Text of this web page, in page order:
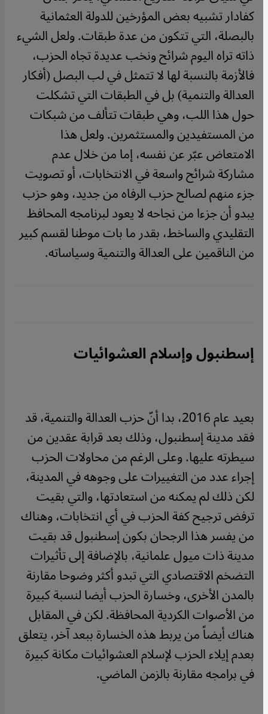
كفادار تشبيه بعض المؤرخين للدولة العثمانية
بالبصلة، التي تتكون من عدة طبقات. ولعل الشيء
ذاته تراه اليوم شرائح ونخب عديدة تجاه الحزب،
فالأزمة بالنسبة لها لا تتمثل في لب البصل (أفكار
العدالة والتنمية) بل في الطبقات التي تشكلت
حول هذا اللب، وهي طبقات تتألف من شبكات
من المستفيدين والمستثمرين. ولعل هذا
الامتعاض عبّر عن نفسه، إما من خلال عدم
مشاركة شرائح واسعة في الانتخابات، أو تصويت
جزء منهم لصالح حزب الرفاه من جديد، وهو حزب
يبدو أن جزءا من نجاحه لا يعود لبرنامجه المحافظ
التقليدي والساخط، بقدر ما بات موطنا لقسم كبير
من الناقمين على العدالة والتنمية وسياساته.
إسطنبول وإسلام العشوائيات
بعيد عام 2016، بدا أنّ حزب العدالة والتنمية، قد
فقد مدينة إسطنبول، وذلك بعد قرابة عقدين من
سيطرته عليها. وعلى الرغم من محاولات الحزب
إجراء عدد من التغييرات على وجوهه في المدينة،
لكن ذلك لم يمكنه من استعادتها، والتي بقيت
ترفض ترجيح كفة الحزب في أي انتخابات، وهناك
من يفسر هذا الرجحان بكون إسطنبول قد بقيت
مدينة ذات ميول علمانية، بالإضافة إلى تأثيرات
التضخم الاقتصادي التي تبدو أكثر وضوحا مقارنة
بالمدن الأخرى، وخسارة الحزب أيضا لنسبة كبيرة
من الأصوات الكردية المحافظة. لكن في المقابل
هناك أيضاً من يربط هذه الخسارة ببعد آخر، يتعلق
بعدم إيلاء الحزب لإسلام العشوائيات مكانة كبيرة
في برامجه مقارنة بالزمن الماضي.